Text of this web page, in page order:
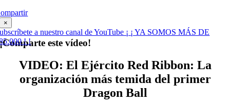
×
¡Comparte este vídeo!
a nuestro canal de YouTube ¡ ¡ YA SOMOS MÁS DE
! !
VIDEO: El Ejército Red Ribbon: La
organización más temida del primer
Dragon Ball